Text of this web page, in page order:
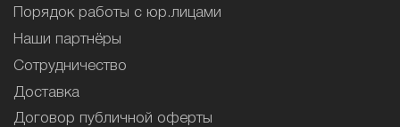
Порядок работы с юр.лицами
Наши партнёры
Сотрудничество
Доставка
Договор публичной оферты